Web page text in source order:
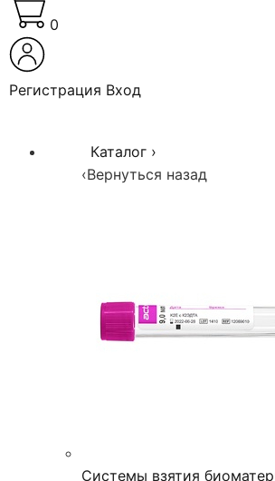
0
Регистрация Вход
Каталог ›
‹Вернуться назад
Системы взятия